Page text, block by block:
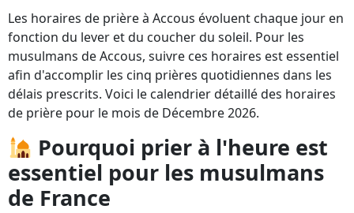
Les horaires de prière à Accous évoluent chaque jour en
fonction du lever et du coucher du soleil. Pour les
musulmans de Accous, suivre ces horaires est essentiel
afin d'accomplir les cinq prières quotidiennes dans les
délais prescrits. Voici le calendrier détaillé des horaires
de prière pour le mois de Décembre 2026.
Pourquoi prier à l'heure est
essentiel pour les musulmans
de France